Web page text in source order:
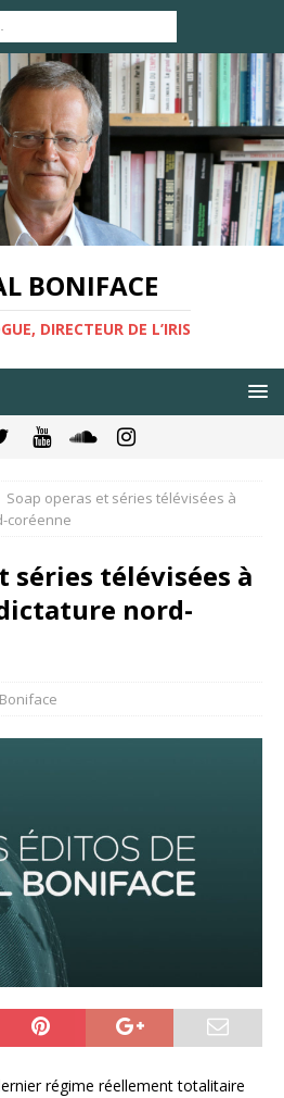
BONIFACE
DIRECTEUR DE L’IRIS
Soap operas et séries télévisées à
coréenne
séries télévisées à
nord-
régime réellement totalitaire